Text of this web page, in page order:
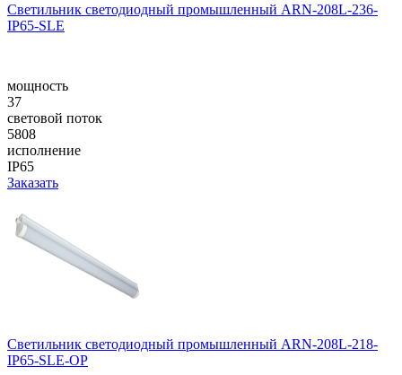
Светильник светодиодный промышленный ARN-208L-236-
IP65-SLE
мощность
37
световой поток
5808
исполнение
IP65
Заказать
Светильник светодиодный промышленный ARN-208L-218-
IP65-SLE-OP